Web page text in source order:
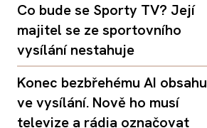
Co bude se Sporty TV? Její
majitel se ze sportovního
vysílání nestahuje
Konec bezbřehému AI obsahu
ve vysílání. Nově ho musí
televize a rádia označovat